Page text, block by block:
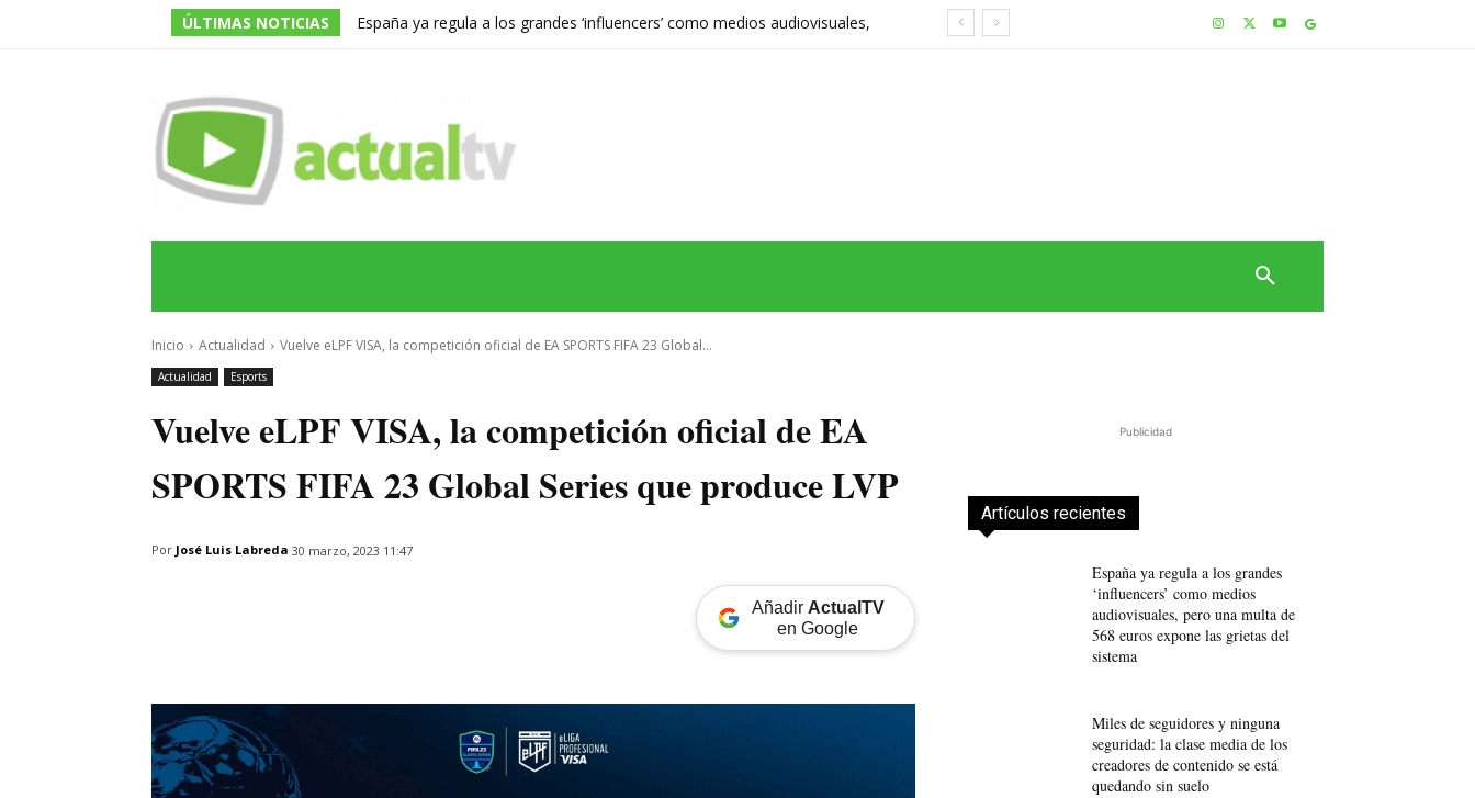
ÚLTIMAS NOTICIAS
España ya regula a los grandes ‘influencers’ como medios audiovisuales,
Inicio Actualidad Vuelve eLPF VISA, la competición oficial de EA SPORTS FIFA 23 Global...
Actualidad Esports
Vuelve eLPF VISA, la competición oficial de EA
SPORTS FIFA 23 Global Series que produce LVP
Por José Luis Labreda 30 marzo, 2023 11:47
Añadir ActualTV
en Google
Publicidad
Artículos recientes
España ya regula a los grandes
‘influencers’ como medios
audiovisuales, pero una multa de
568 euros expone las grietas del
sistema
Miles de seguidores y ninguna
seguridad: la clase media de los
creadores de contenido se está
quedando sin suelo